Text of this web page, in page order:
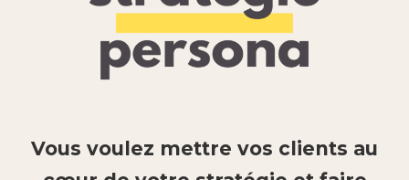
Vous voulez mettre vos clients au